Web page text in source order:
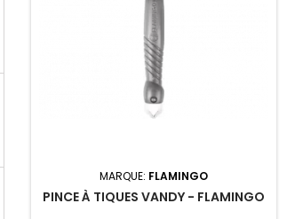
MARQUE: FLAMINGO
PINCE À TIQUES VANDY - FLAMINGO